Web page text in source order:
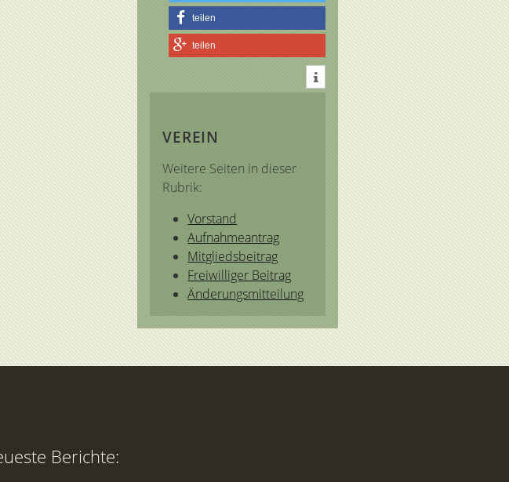
teilen
teilen
VEREIN
Weitere Seiten in dieser
Rubrik:
Vorstand
Aufnahmeantrag
Mitgliedsbeitrag
Freiwilliger Beitrag
Änderungsmitteilung
Berichte: